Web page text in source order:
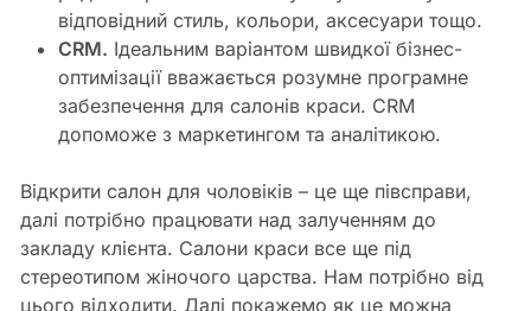
відповідний стиль, кольори, аксесуари тощо.
CRM. Ідеальним варіантом швидкої бізнес-
оптимізації вважається розумне програмне
забезпечення для салонів краси. CRM
допоможе з маркетингом та аналітикою.
Відкрити салон для чоловіків – це ще півсправи,
далі потрібно працювати над залученням до
закладу клієнта. Салони краси все ще під
стереотипом жіночого царства. Нам потрібно від
цього відходити. Далі покажемо як це можна